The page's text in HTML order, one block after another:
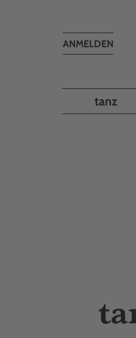
Toggle
ANMELDEN
tanz